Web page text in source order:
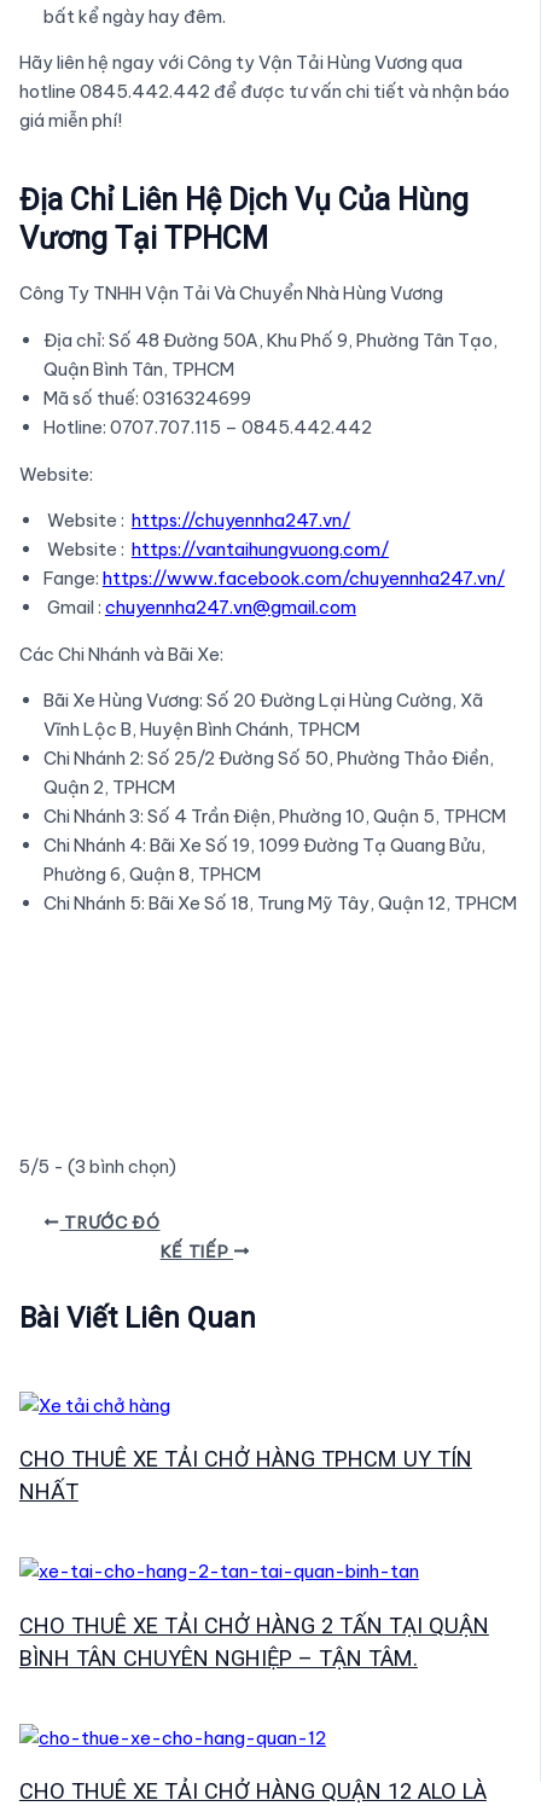
bất kể ngày hay đêm.
Hãy liên hệ ngay với Công ty Vận Tải Hùng Vương qua
hotline 0845.442.442 để được tư vấn chi tiết và nhận báo
giá miễn phí!
Địa Chỉ Liên Hệ Dịch Vụ Của Hùng
Vương Tại TPHCM
Công Ty TNHH Vận Tải Và Chuyển Nhà Hùng Vương
Địa chỉ: Số 48 Đường 50A, Khu Phố 9, Phường Tân Tạo,
Quận Bình Tân, TPHCM
Mã số thuế: 0316324699
Hotline: 0707.707.115 – 0845.442.442
Website:
Website : https://chuyennha247.vn/
Website : https://vantaihungvuong.com/
Fange: https://www.facebook.com/chuyennha247.vn/
Gmail : chuyennha247.vn@gmail.com
Các Chi Nhánh và Bãi Xe:
Bãi Xe Hùng Vương: Số 20 Đường Lại Hùng Cường, Xã
Vĩnh Lộc B, Huyện Bình Chánh, TPHCM
Chi Nhánh 2: Số 25/2 Đường Số 50, Phường Thảo Điền,
Quận 2, TPHCM
Chi Nhánh 3: Số 4 Trần Điện, Phường 10, Quận 5, TPHCM
Chi Nhánh 4: Bãi Xe Số 19, 1099 Đường Tạ Quang Bửu,
Phường 6, Quận 8, TPHCM
Chi Nhánh 5: Bãi Xe Số 18, Trung Mỹ Tây, Quận 12, TPHCM
5/5 - (3 bình chọn)
Điều
viết
TRƯỚC ĐÓ
KẾ TIẾP
Bài Viết Liên Quan
CHO THUÊ XE TẢI CHỞ HÀNG TPHCM UY TÍN
NHẤT
CHO THUÊ XE TẢI CHỞ HÀNG 2 TẤN TẠI QUẬN
BÌNH TÂN CHUYÊN NGHIỆP – TẬN TÂM.
CHO THUÊ XE TẢI CHỞ HÀNG QUẬN 12 ALO LÀ